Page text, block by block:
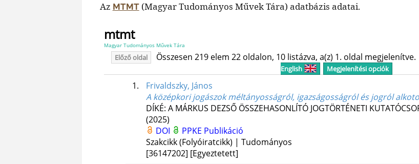
Az MTMT(Magyar Tudományos Művek Tára) adatbázis adatai.